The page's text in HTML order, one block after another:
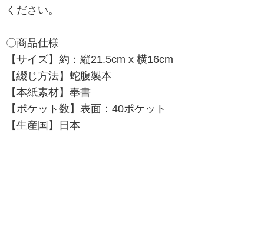
ください。
〇商品仕様
【サイズ】約：縦21.5cm x 横16cm
【綴じ方法】蛇腹製本
【本紙素材】奉書
【ポケット数】表面：40ポケット
【生産国】日本